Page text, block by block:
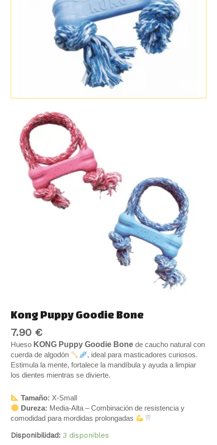
Kong Puppy Goodie Bone
7.90 €
Hueso KONG Puppy Goodie Bone de caucho natural con
cuerda de algodón
, ideal para masticadores curiosos.
Estimula la mente, fortalece la mandíbula y ayuda a limpiar
los dientes mientras se divierte.
Tamaño: X-Small
Dureza: Media-Alta – Combinación de resistencia y
comodidad para mordidas prolongadas
Disponibilidad: 3 disponibles